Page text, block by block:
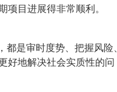
项目进展得非常顺利。
是审时度势、把握风险
好地解决社会实质性的问